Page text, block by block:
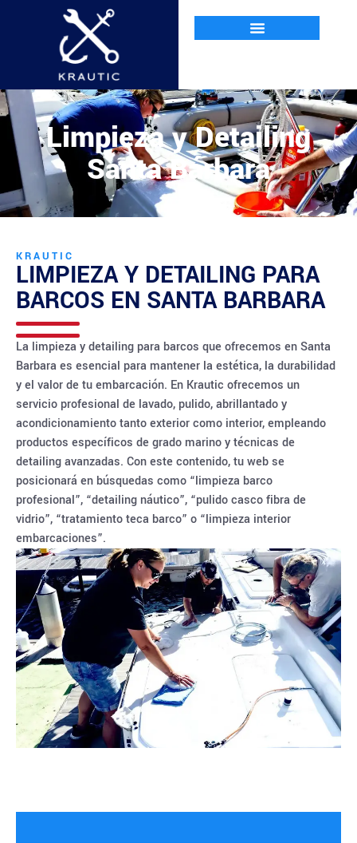
Limpieza y Detailing
Santa Bárbara
KRAUTIC
LIMPIEZA Y DETAILING PARA
BARCOS EN SANTA BARBARA
La limpieza y detailing para barcos que ofrecemos en Santa
Barbara es esencial para mantener la estética, la durabilidad
y el valor de tu embarcación. En Krautic ofrecemos un
servicio profesional de lavado, pulido, abrillantado y
acondicionamiento tanto exterior como interior, empleando
productos específicos de grado marino y técnicas de
detailing avanzadas. Con este contenido, tu web se
posicionará en búsquedas como “limpieza barco
profesional”, “detailing náutico”, “pulido casco fibra de
vidrio”, “tratamiento teca barco” o “limpieza interior
embarcaciones”.